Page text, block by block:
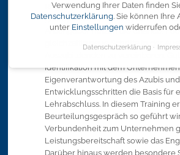
Regelmäßige
gelingende Ausbildung von sehr
Arbeitgeber nutzen die Chance,
gleichzeitig neue Schritte in der
Identifikation mit dem
Eigenverantwortung des Azubis
Entwicklungsschritten die Basis für
Lehrabschluss. In diesem Training
Beurteilungsgespräch so geführt
Verbundenheit zum Unternehmen
Leistungsbereitschaft sowie das
Darüber hinaus werden besondere
Verwendung Ihrer Daten finden
Datenschutzerklärung. Sie können Ihre
unter Einstellungen widerrufen
Datenschutzerklärung